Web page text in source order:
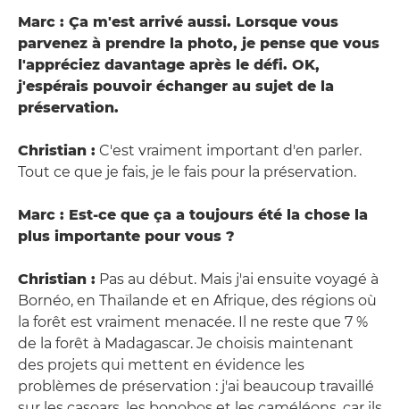
Marc : Ça m'est arrivé aussi. Lorsque vous
parvenez à prendre la photo, je pense que vous
l'appréciez davantage après le défi. OK,
j'espérais pouvoir échanger au sujet de la
préservation.
Christian : C'est vraiment important d'en parler.
Tout ce que je fais, je le fais pour la préservation.
Marc : Est-ce que ça a toujours été la chose la
plus importante pour vous ?
Christian : Pas au début. Mais j'ai ensuite voyagé à
Bornéo, en Thaïlande et en Afrique, des régions où
la forêt est vraiment menacée. Il ne reste que 7 %
de la forêt à Madagascar. Je choisis maintenant
des projets qui mettent en évidence les
problèmes de préservation : j'ai beaucoup travaillé